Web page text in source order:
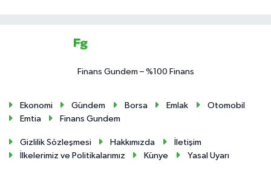
Finans Gundem – %100 Finans
Ekonomi Gündem Borsa Emlak
Otomobil
Emtia
Finans Gundem
Gizlilik Sözleşmesi Hakkımızda
İletişim
İlkelerimiz ve Politikalarımız
Künye Yasal Uyarı